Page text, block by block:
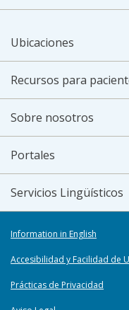
Ubicaciones
Recursos para
Sobre nosotros
Portales
Servicios Lingüísticos
Information in English
Accesibilidad y Facilidad de
Prácticas de Privacidad